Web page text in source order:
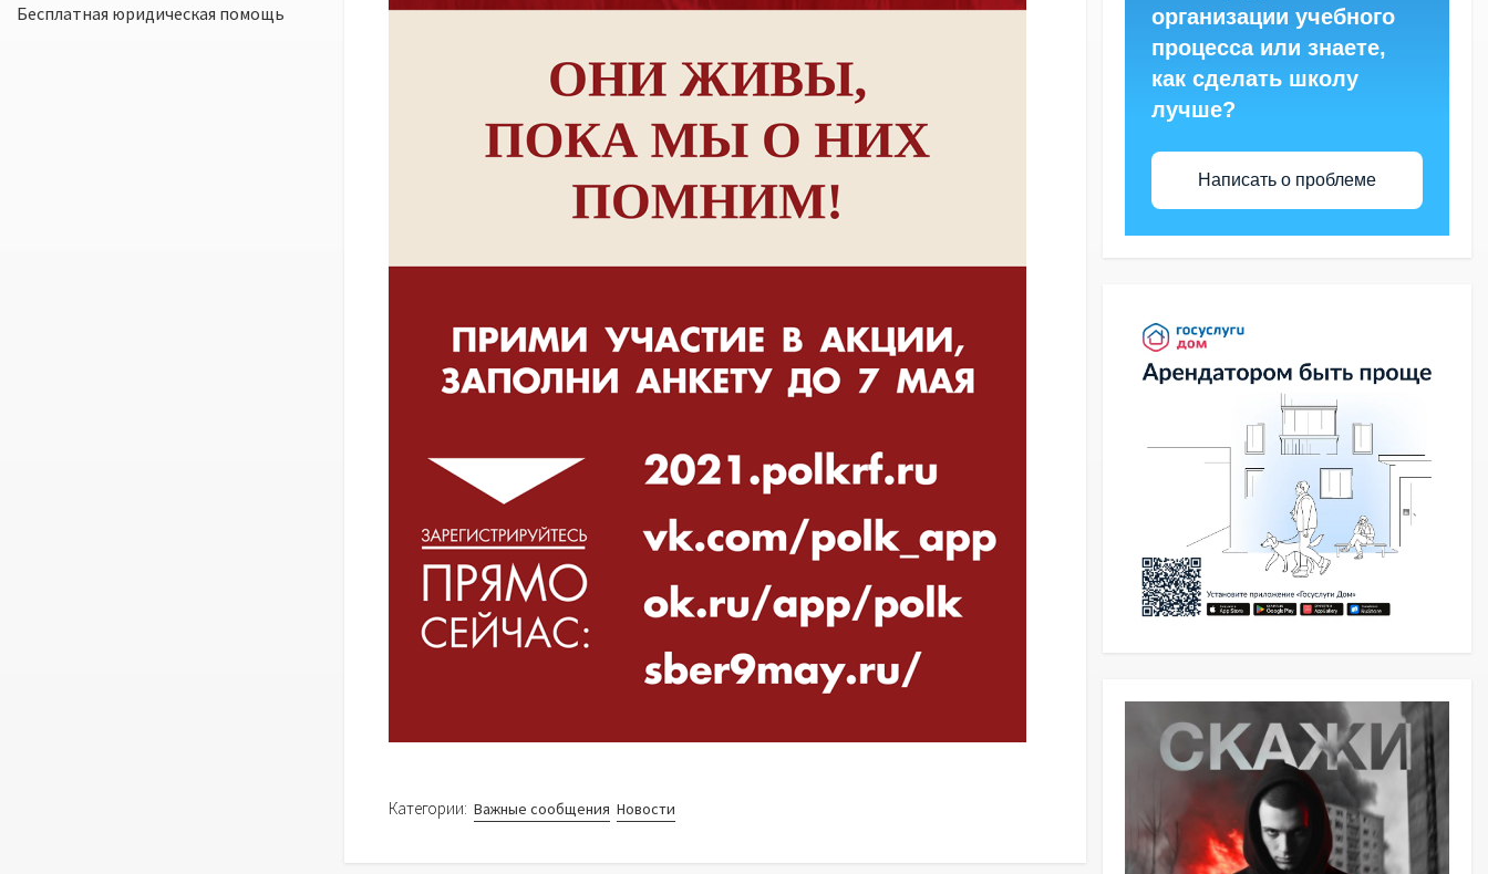
Бесплатная юридическая помощь
Категории: Важные сообщения Новости
организации учебного
процесса или знаете,
как сделать школу
лучше?
Написать о проблеме